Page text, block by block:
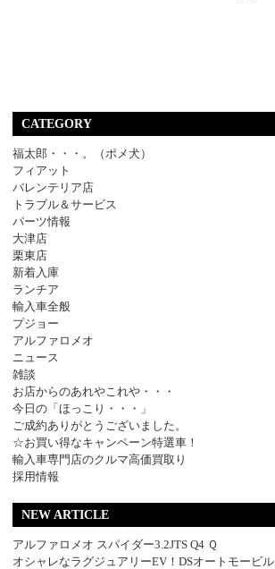
CATEGORY
福太郎・・・。（ポメ犬）
フィアット
バレンテリア店
トラブル＆サービス
パーツ情報
大津店
栗東店
新着入庫
ランチア
輸入車全般
プジョー
アルファロメオ
ニュース
雑談
お店からのあれやこれや・・・
今日の「ほっこり・・・」
ご成約ありがとうございました。
☆お買い得なキャンペーン特選車！
輸入車専門店のクルマ高価買取り
採用情報
NEW ARTICLE
アルファロメオ スパイダー3.2JTS Q4 Ｑ
オシャレなラグジュアリーEV！DSオートモービル